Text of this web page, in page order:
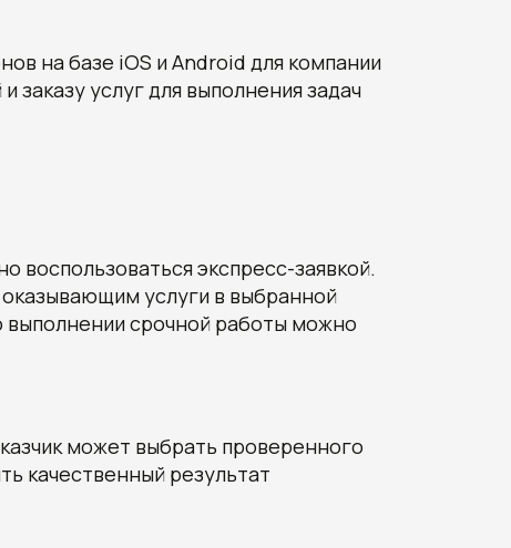
на базе iOS и Android для компании
заказу услуг для выполнения задач
экспресс-заявкой.
услуги в выбранной
выполнении срочной работы можно
может выбрать проверенного
качественный результат